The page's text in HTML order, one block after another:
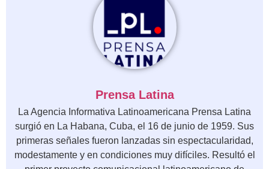
Prensa Latina
La Agencia Informativa Latinoamericana Prensa Latina
surgió en La Habana, Cuba, el 16 de junio de 1959. Sus
primeras señales fueron lanzadas sin espectacularidad,
modestamente y en condiciones muy difíciles. Resultó el